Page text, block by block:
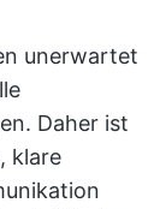
unerwartet
Daher ist
klare